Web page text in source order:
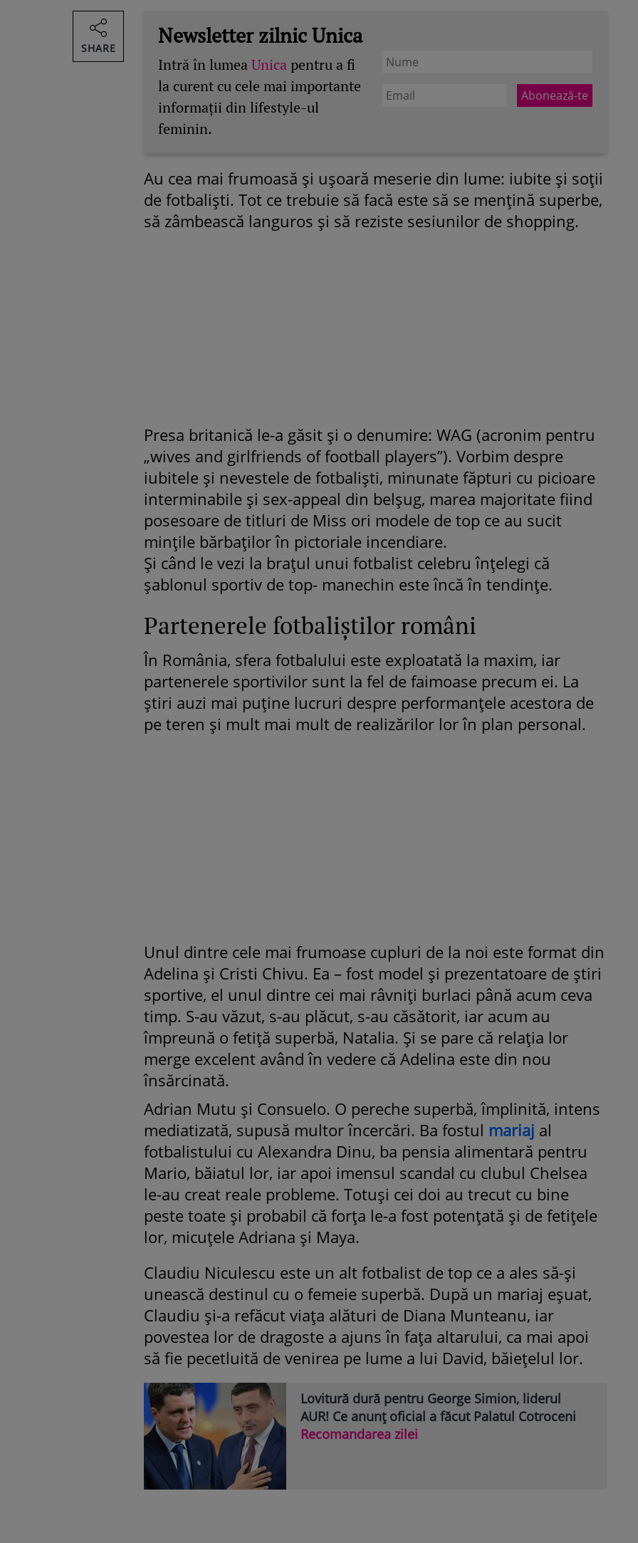
Newsletter zilnic Unica
Intră în lumeaUnica pentru a fi
la curent cu cele mai importante
informații din lifestyle-ul
feminin.
Au cea mai frumoasă şi uşoară meserie din lume: iubite şi soţii
de fotbalişti. Tot ce trebuie să facă este să se menţină superbe,
să zâmbească languros şi să reziste sesiunilor de shopping.
Presa britanică le-a găsit şi o denumire: WAG (acronim pentru
„wives and girlfriends of football players”). Vorbim despre
iubitele şi nevestele de fotbalişti, minunate făpturi cu picioare
interminabile şi sex-appeal din belşug, marea majoritate fiind
posesoare de titluri de Miss ori modele de top ce au sucit
minţile bărbaţilor în pictoriale incendiare.
Şi când le vezi la braţul unui fotbalist celebru înţelegi că
şablonul sportiv de top- manechin este încă în tendinţe.
Partenerele fotbaliştilor români
În România, sfera fotbalului este exploatată la maxim, iar
partenerele sportivilor sunt la fel de faimoase precum ei. La
ştiri auzi mai puţine lucruri despre performanţele acestora de
pe teren şi mult mai mult de realizărilor lor în plan personal.
Unul dintre cele mai frumoase cupluri de la noi este format din
Adelina şi Cristi Chivu. Ea – fost model şi prezentatoare de ştiri
sportive, el unul dintre cei mai râvniţi burlaci până acum ceva
timp. S-au văzut, s-au plăcut, s-au căsătorit, iar acum au
împreună o fetiţă superbă, Natalia. Şi se pare că relaţia lor
merge excelent având în vedere că Adelina este din nou
însărcinată.
Adrian Mutu şi Consuelo. O pereche superbă, împlinită, intens
mediatizată, supusă multor încercări. Ba fostul mariaj al
fotbalistului cu Alexandra Dinu, ba pensia alimentară pentru
Mario, băiatul lor, iar apoi imensul scandal cu clubul Chelsea
le-au creat reale probleme. Totuşi cei doi au trecut cu bine
peste toate şi probabil că forţa le-a fost potenţată şi de fetiţele
lor, micuţele Adriana şi Maya.
Claudiu Niculescu este un alt fotbalist de top ce a ales să-şi
unească destinul cu o femeie superbă. După un mariaj eşuat,
Claudiu şi-a refăcut viaţa alături de Diana Munteanu, iar
povestea lor de dragoste a ajuns în faţa altarului, ca mai apoi
să fie pecetluită de venirea pe lume a lui David, băieţelul lor.
Lovitură dură pentru George Simion, liderul
AUR! Ce anunț oficial a făcut Palatul Cotroceni
Recomandarea zilei
SHARE